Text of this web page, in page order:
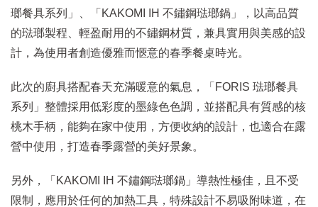
瑯餐具系列」、「KAKOMI IH 不鏽鋼琺瑯鍋」，以高品質
的琺瑯製程、輕盈耐用的不鏽鋼材質，兼具實用與美感的設
計，為使用者創造優雅而愜意的春季餐桌時光。
此次的廚具搭配春天充滿暖意的氣息，「FORIS 琺瑯餐具
系列」整體採用低彩度的墨綠色色調，並搭配具有質感的核
桃木手柄，能夠在家中使用，方便收納的設計，也適合在露
營中使用，打造春季露營的美好景象。
另外，「KAKOMI IH 不鏽鋼琺瑯鍋」導熱性極佳，且不受
限制，應用於任何的加熱工具，特殊設計不易吸附味道，在